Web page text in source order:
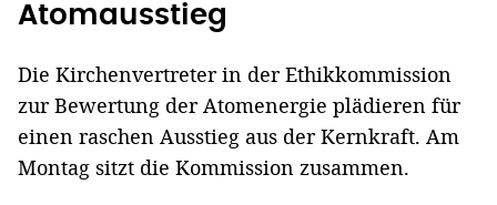
Atomausstieg
Die Kirchenvertreter in der Ethikkommission
zur Bewertung der Atomenergie plädieren für
einen raschen Ausstieg aus der Kernkraft. Am
Montag sitzt die Kommission zusammen.